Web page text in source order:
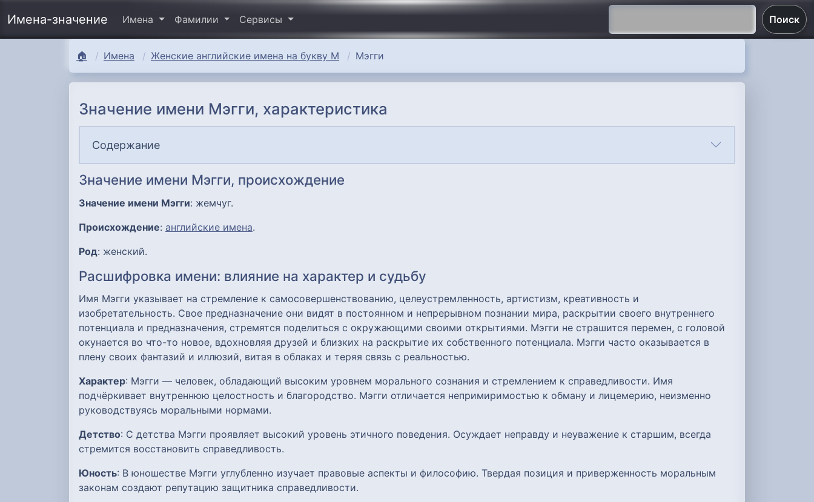
Имена-значение Имена Фамилии Сервисы Поиск
🏠 Имена Женские английские имена на букву М Мэгги
Значение имени Мэгги, характеристика
Содержание
Значение имени Мэгги, происхождение
Значение имени Мэгги: жемчуг.
Происхождение: английские имена.
Род: женский.
Расшифровка имени: влияние на характер и судьбу
Имя Мэгги указывает на стремление к самосовершенствованию, целеустремленность, артистизм, креативность и
изобретательность. Свое предназначение они видят в постоянном и непрерывном познании мира, раскрытии своего внутреннего
потенциала и предназначения, стремятся поделиться с окружающими своими открытиями. Мэгги не страшится перемен, с головой
окунается во что-то новое, вдохновляя друзей и близких на раскрытие их собственного потенциала. Мэгги часто оказывается в
плену своих фантазий и иллюзий, витая в облаках и теряя связь с реальностью.
Характер: Мэгги — человек, обладающий высоким уровнем морального сознания и стремлением к справедливости. Имя
подчёркивает внутреннюю целостность и благородство. Мэгги отличается непримиримостью к обману и лицемерию, неизменно
руководствуясь моральными нормами.
Детство: С детства Мэгги проявляет высокий уровень этичного поведения. Осуждает неправду и неуважение к старшим, всегда
стремится восстановить справедливость.
Юность: В юношестве Мэгги углубленно изучает правовые аспекты и философию. Твердая позиция и приверженность моральным
законам создают репутацию защитника справедливости.